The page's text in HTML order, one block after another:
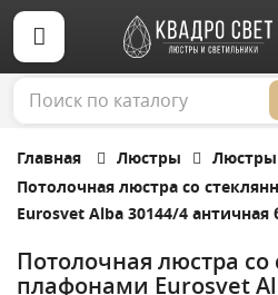
Главная Люстры
Потолочная люстра со
Eurosvet Alba 30144/4 античная
Потолочная люстра
плафонами Eurosvet